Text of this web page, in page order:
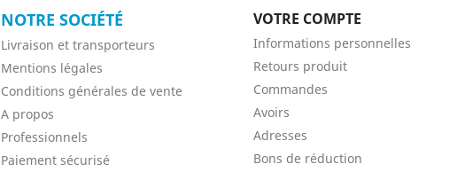
NOTRE SOCIÉTÉ
Livraison et transporteurs
Mentions légales
Conditions générales de vente
A propos
Professionnels
Paiement sécurisé
VOTRE COMPTE
Informations personnelles
Retours produit
Commandes
Avoirs
Adresses
Bons de réduction